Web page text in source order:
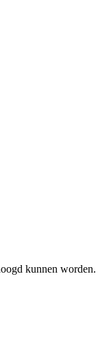
kunnen worden.